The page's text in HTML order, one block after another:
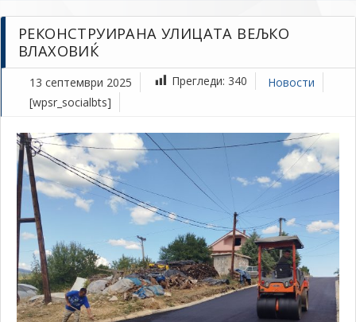
РЕКОНСТРУИРАНА УЛИЦАТА ВЕЉКО
ВЛАХОВИЌ
13 септември 2025 Прегледи: 340
Новости
[wpsr_socialbts]